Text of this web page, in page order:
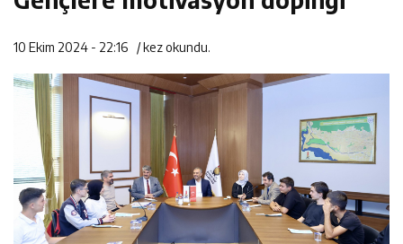
13:28 Yedi Güzel Adam Kütüphanesi ve Deneyim Müzesi
Şehrimize Çok Yakışacak
16:19 Şehrin İlk Spor Vadisi Görkemli Törenle Açıldı
10 Ekim 2024 - 22:16 /kez okundu.